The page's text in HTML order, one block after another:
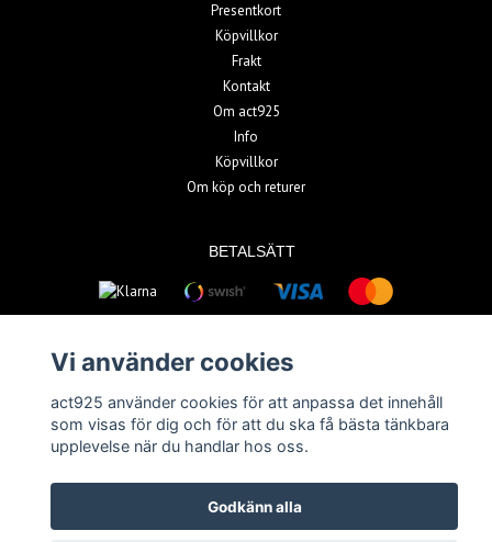
Presentkort
Köpvillkor
Frakt
Kontakt
Om act925
Info
Köpvillkor
Om köp och returer
BETALSÄTT
© Copyright 2026 act925
Powered by Quickbutik
Vi använder cookies
act925 använder cookies för att anpassa det innehåll
som visas för dig och för att du ska få bästa tänkbara
upplevelse när du handlar hos oss.
Godkänn alla